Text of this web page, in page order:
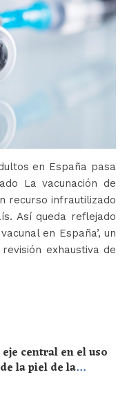
en España pasa
La vacunación de
recurso infrautilizado
Así queda reflejado
en España’, un
exhaustiva de
central en el uso
la piel de la